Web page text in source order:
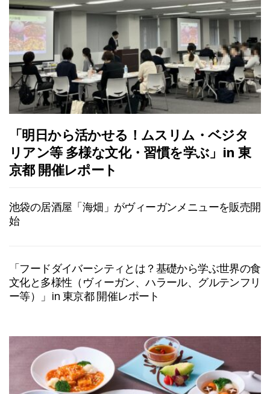
「明日から活かせる！ムスリム・ベジタ
リアン等 多様な文化・習慣を学ぶ」in 東
京都 開催レポート
池袋の居酒屋「海畑」がヴィーガンメニューを販売開
始
「フードダイバーシティとは？基礎から学ぶ世界の食
文化と多様性（ヴィーガン、ハラール、グルテンフリ
ー等）」in 東京都 開催レポート